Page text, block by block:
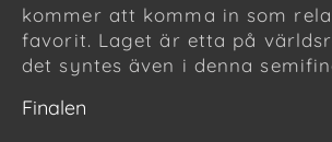
kommer att komma in som
favorit. Laget är etta på
det syntes även i denna
Finalen